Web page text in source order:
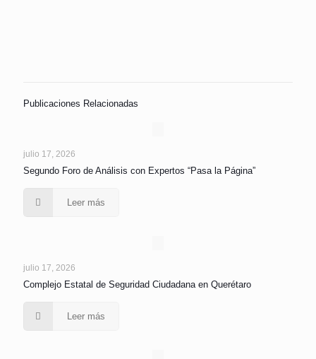
Publicaciones Relacionadas
julio 17, 2026
Segundo Foro de Análisis con Expertos “Pasa la Página”
Leer más
julio 17, 2026
Complejo Estatal de Seguridad Ciudadana en Querétaro
Leer más